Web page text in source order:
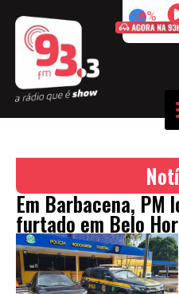
50%
Em Barbacena, PM
furtado em Belo